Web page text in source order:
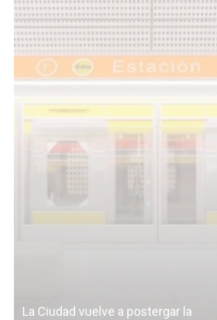
La Ciudad vuelve a postergar la